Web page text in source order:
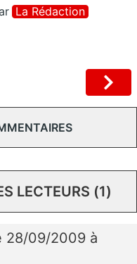
La Rédaction
LECTEURS (1)
28/09/2009 à